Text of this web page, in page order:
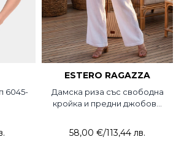
6045-
ESTERO RAGAZZA
Дамска риза със свободна
кройка и предни джобове
58,00 €/113,44 лв.